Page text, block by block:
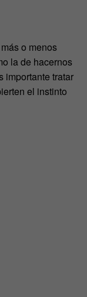
o menos
la de hacernos
importante tratar
el instinto